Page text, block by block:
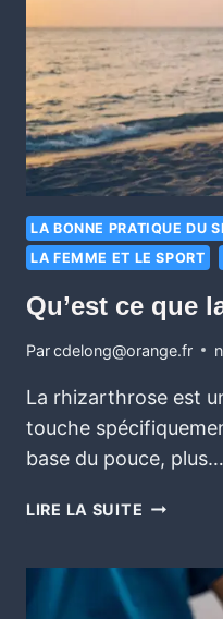
LA BONNE PRATIQUE DU
LA FEMME ET LE SPORT
Qu’est ce que
Parcdelong@orange.fr
La rhizarthrose est
touche
base du pouce, plus…
LIRE LA SUITE